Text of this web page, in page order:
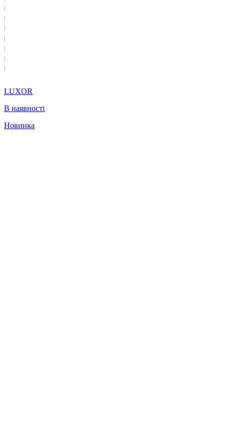
LUXOR
В наявності
Новинка